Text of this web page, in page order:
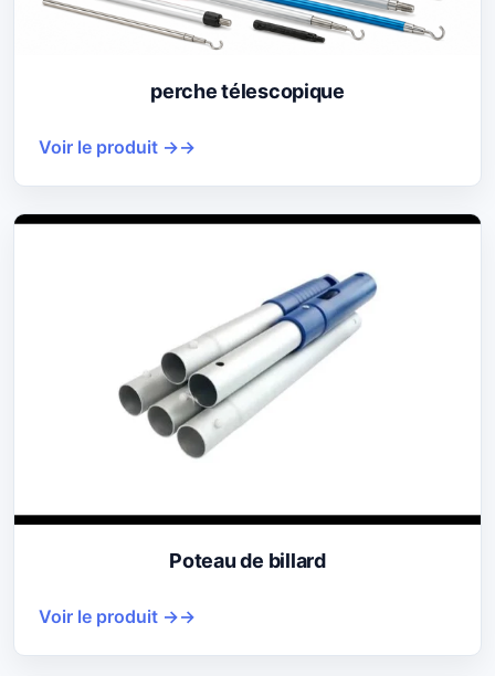
perche télescopique
Voir le produit →
Poteau de billard
Voir le produit →